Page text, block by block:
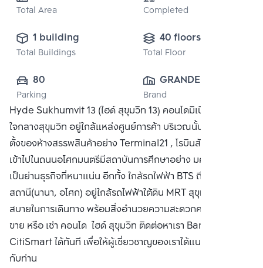
Total Area Completed
1 building
Total Buildings
40 floors
Total Floor
80
Parking
GRANDE ASSET
HOTELS AND
PROPERTY
PUBLIC CO.,
LTD.
Brand
Hyde Sukhumvit 13 (ไฮด์ สุขุมวิท 13) คอนโดมิเนียมหรูหรา
ใจกลางสุขุมวิท อยู่ใกล้แหล่งศูนย์การค้า บริเวณนั้นเป็นแหล่งที่
ตั้งของห้างสรรพสินค้าอย่าง Terminal21 , โรบินสัน และเมื่อ
เข้าไปในถนนอโศกมนตรีมีสถาบันการศึกษาอย่าง มศว. และยัง
เป็นย่านธุรกิจที่หนาแน่น อีกทั้ง ใกล้รถไฟฟ้า BTS ถึง 2
สถานี(นานา, อโศก) อยู่ใกล้รถไฟฟ้าใต้ดิน MRT สุขุมวิท สะดวก
สบายในการเดินทาง พร้อมสิ่งอำนวยความสะดวกครบครัน ซื้อ
ขาย หรือ เช่า คอนโด ไฮด์ สุขุมวิท ติดต่อหาเรา Bangkok
CitiSmart ได้ทันที เพื่อให้ผู้เชี่ยวชาญของเราได้แนะนำคอนโดให้
กับท่าน